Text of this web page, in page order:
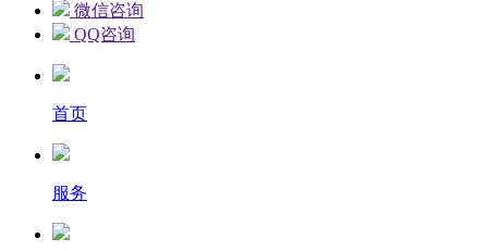
微信咨询
QQ咨询
首页
服务